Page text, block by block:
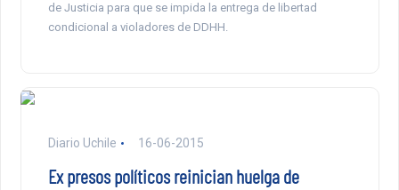
de Justicia para que se impida la entrega de libertad
condicional a violadores de DDHH.
Diario Uchile 16-06-2015
Ex presos políticos reinician huelga de